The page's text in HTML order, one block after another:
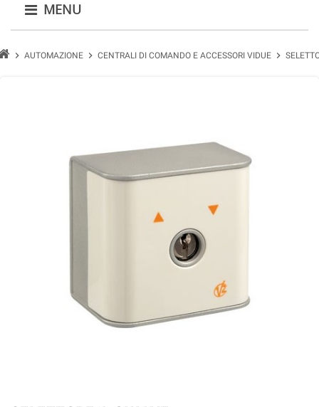
MENU
chevron_right AUTOMAZIONE chevron_right CENTRALI DI COMANDO E ACCESSORI VIDUE chevron_right